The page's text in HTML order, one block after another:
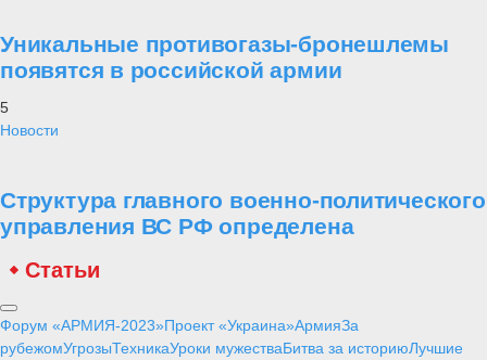
Уникальные противогазы-бронешлемы
появятся в российской армии
5
Новости
Структура главного военно-политического
управления ВС РФ определена
Статьи
Форум «АРМИЯ-2023»Проект «Украина»АрмияЗа
рубежомУгрозыТехникаУроки мужестваБитва за историюЛучшие